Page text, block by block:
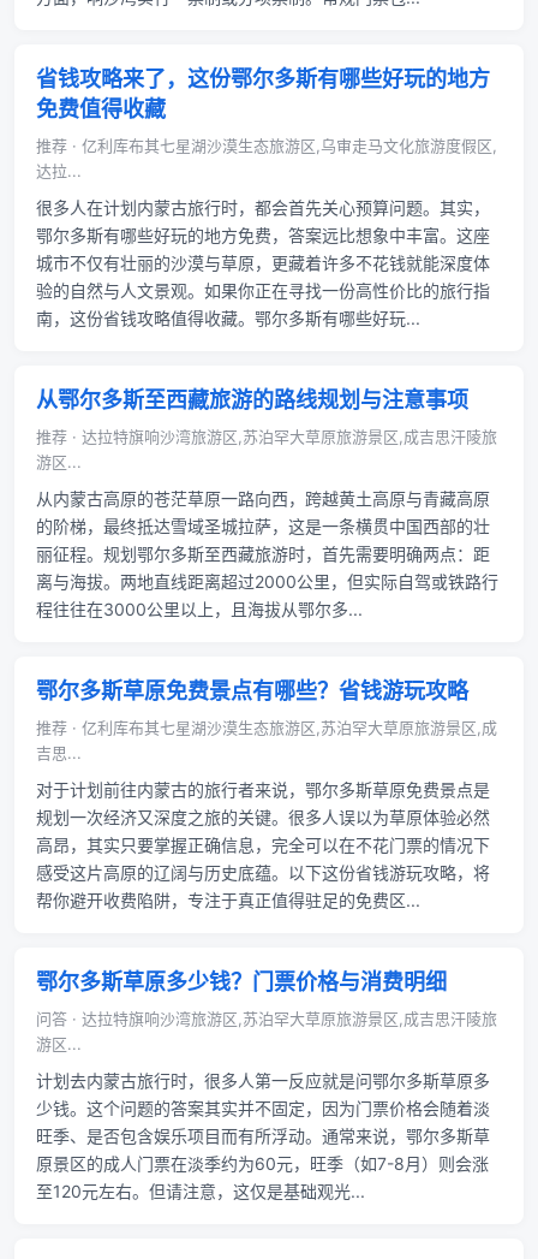
省钱攻略来了，这份鄂尔多斯有哪些好玩的地方
免费值得收藏
推荐 · 亿利库布其七星湖沙漠生态旅游区,乌审走马文化旅游度假区,
达拉...
很多人在计划内蒙古旅行时，都会首先关心预算问题。其实，
鄂尔多斯有哪些好玩的地方免费，答案远比想象中丰富。这座
城市不仅有壮丽的沙漠与草原，更藏着许多不花钱就能深度体
验的自然与人文景观。如果你正在寻找一份高性价比的旅行指
南，这份省钱攻略值得收藏。鄂尔多斯有哪些好玩...
从鄂尔多斯至西藏旅游的路线规划与注意事项
推荐 · 达拉特旗响沙湾旅游区,苏泊罕大草原旅游景区,成吉思汗陵旅
游区...
从内蒙古高原的苍茫草原一路向西，跨越黄土高原与青藏高原
的阶梯，最终抵达雪域圣城拉萨，这是一条横贯中国西部的壮
丽征程。规划鄂尔多斯至西藏旅游时，首先需要明确两点：距
离与海拔。两地直线距离超过2000公里，但实际自驾或铁路行
程往往在3000公里以上，且海拔从鄂尔多...
鄂尔多斯草原免费景点有哪些？省钱游玩攻略
推荐 · 亿利库布其七星湖沙漠生态旅游区,苏泊罕大草原旅游景区,成
吉思...
对于计划前往内蒙古的旅行者来说，鄂尔多斯草原免费景点是
规划一次经济又深度之旅的关键。很多人误以为草原体验必然
高昂，其实只要掌握正确信息，完全可以在不花门票的情况下
感受这片高原的辽阔与历史底蕴。以下这份省钱游玩攻略，将
帮你避开收费陷阱，专注于真正值得驻足的免费区...
鄂尔多斯草原多少钱？门票价格与消费明细
问答 · 达拉特旗响沙湾旅游区,苏泊罕大草原旅游景区,成吉思汗陵旅
游区...
计划去内蒙古旅行时，很多人第一反应就是问鄂尔多斯草原多
少钱。这个问题的答案其实并不固定，因为门票价格会随着淡
旺季、是否包含娱乐项目而有所浮动。通常来说，鄂尔多斯草
原景区的成人门票在淡季约为60元，旺季（如7-8月）则会涨
至120元左右。但请注意，这仅是基础观光...